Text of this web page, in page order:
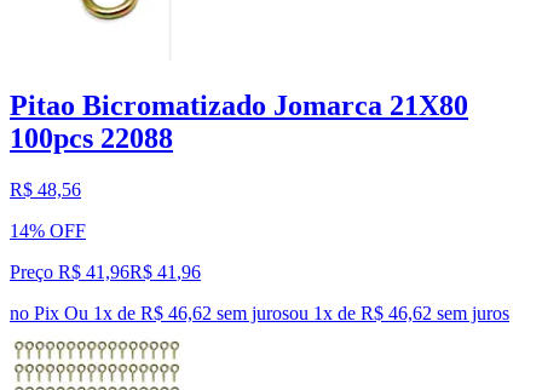
Pitao Bicromatizado Jomarca 21X80
100pcs 22088
R$ 48,56
14% OFF
Preço R$ 41,96R$ 41 ,96
no Pix Ou 1x de R$ 46,62 sem jurosou 1x de R$ 46,62 sem juros